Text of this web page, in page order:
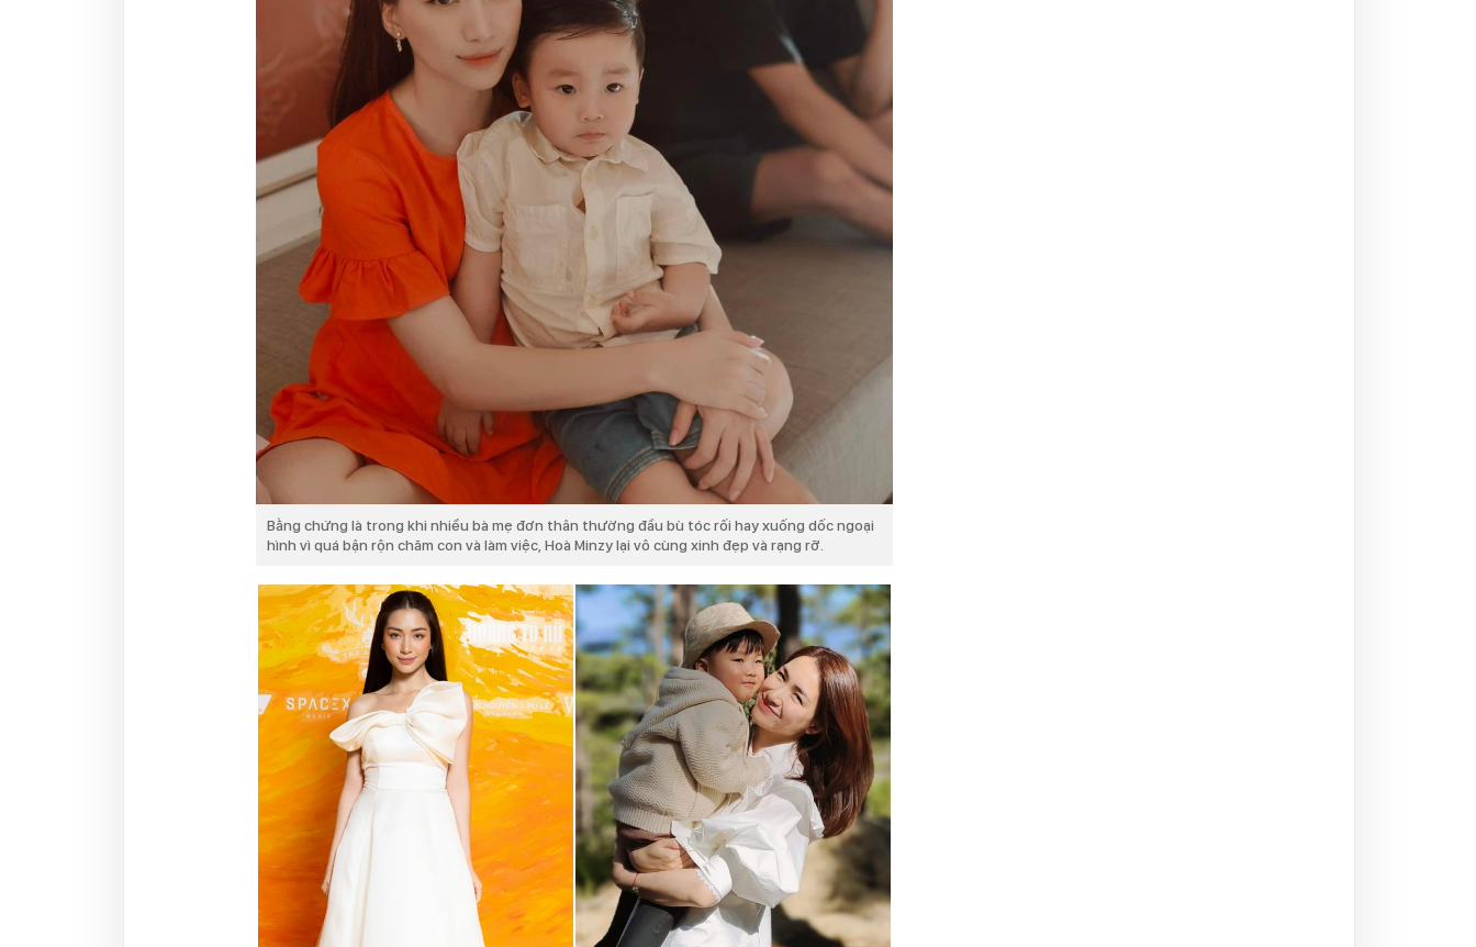
Bằng chứng là trong khi nhiều bà mẹ đơn thân thường đầu bù tóc rối hay xuống dốc ngoại
hình vì quá bận rộn chăm con và làm việc, Hoà Minzy lại vô cùng xinh đẹp và rạng rỡ.